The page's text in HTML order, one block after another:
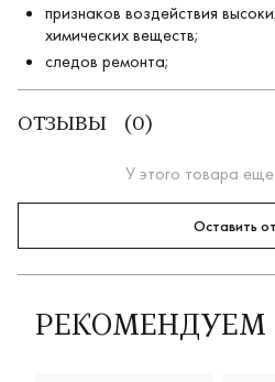
признаков воздействия
химических веществ;
следов ремонта;
ОТЗЫВЫ ( 0)
У этого товара
Оставить
РЕКОМЕНДУЕМ